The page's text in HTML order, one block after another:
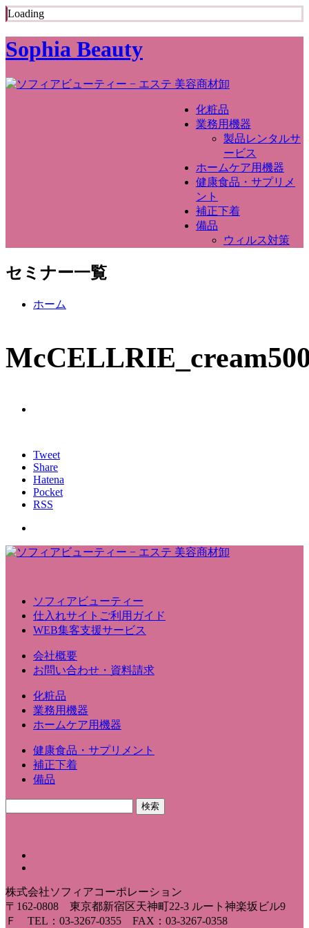
Loading
Sophia Beauty
化粧品
業務用機器
製品レンタルサ
ービス
ホームケア用機器
健康食品・サプリメ
ント
補正下着
備品
ウィルス対策
セミナー一覧
ホーム
Tweet
Share
Hatena
Pocket
RSS
ソフィアビューティー
仕入れサイトご利用ガイド
WEB集客支援サービス
会社概要
お問い合わせ・資料請求
化粧品
業務用機器
ホームケア用機器
健康食品・サプリメント
補正下着
備品
株式会社ソフィアコーポレーション
〒162-0808 東京都新宿区天神町22-3 ルート神楽坂ビル9
Ｆ TEL：03-3267-0355 FAX：03-3267-0358